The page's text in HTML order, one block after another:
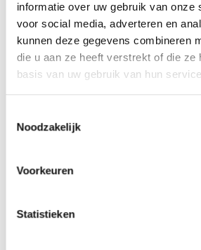
informatie over uw gebruik van onze
voor social media, adverteren en
kunnen deze gegevens combineren
die u aan ze heeft verstrekt of die ze
basis van uw gebruik van hun
Noodzakelijk
Voorkeuren
Statistieken
Motoriek door coördinatie en
Functionele techniek: bewegingen,
Handelingssnelheid: de nieuwste
Spelintelligentie: diverse kleine
Array
Facebook
Blauw